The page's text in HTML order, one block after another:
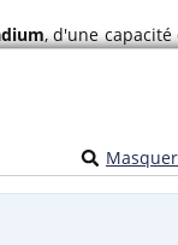
, d'une capacité